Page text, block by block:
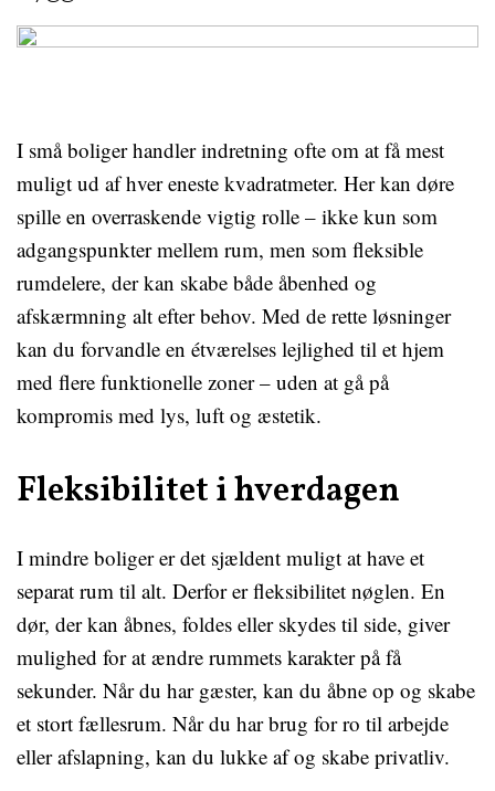
I små boliger handler indretning ofte om at få mest
muligt ud af hver eneste kvadratmeter. Her kan døre
spille en overraskende vigtig rolle – ikke kun som
adgangspunkter mellem rum, men som fleksible
rumdelere, der kan skabe både åbenhed og
afskærmning alt efter behov. Med de rette løsninger
kan du forvandle en étværelses lejlighed til et hjem
med flere funktionelle zoner – uden at gå på
kompromis med lys, luft og æstetik.
Fleksibilitet i hverdagen
I mindre boliger er det sjældent muligt at have et
separat rum til alt. Derfor er fleksibilitet nøglen. En
dør, der kan åbnes, foldes eller skydes til side, giver
mulighed for at ændre rummets karakter på få
sekunder. Når du har gæster, kan du åbne op og skabe
et stort fællesrum. Når du har brug for ro til arbejde
eller afslapning, kan du lukke af og skabe privatliv.